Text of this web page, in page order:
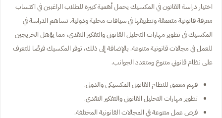
اختيار دراسة القانون في المكسيك يحمل أهمية كبيرة للطلاب الراغبين في اكتساب
معرفة قانونية متعمقة وتطبيقها في سياقات محلية ودولية. تساهم الدراسة في
المكسيك في تطوير مهارات التحليل القانوني والتفكير النقدي، مما يؤهل الخريجين
للعمل في مجالات قانونية متنوعة. بالإضافة إلى ذلك، توفر المكسيك فرصًا للتعرف
على نظام قانوني متنوع ومتعدد الجوانب.
فهم معمق للنظام القانوني المكسيكي والدولي.
تطوير مهارات التحليل القانوني والتفكير النقدي.
فرص عمل متنوعة في المجالات القانونية المختلفة.